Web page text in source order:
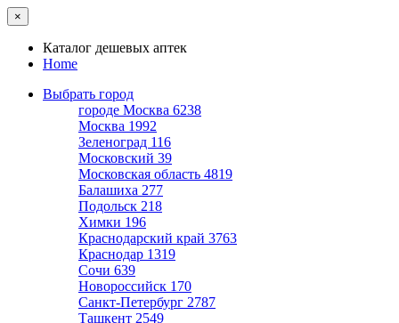
×
Каталог дешевых аптек
Home
Выбрать город
городе Москва 6238
Москва 1992
Зеленоград 116
Московский 39
Московская область 4819
Балашиха 277
Подольск 218
Химки 196
Краснодарский край 3763
Краснодар 1319
Сочи 639
Новороссийск 170
Санкт-Петербург 2787
Ташкент 2549